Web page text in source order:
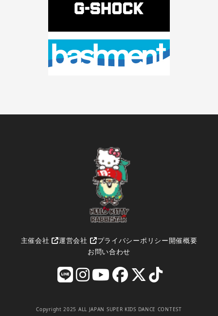
主催会社 運営会社 プライバシーポリシー開催概要
お問い合わせ
Copyright 2025 ALL JAPAN SUPER KIDS DANCE CONTEST